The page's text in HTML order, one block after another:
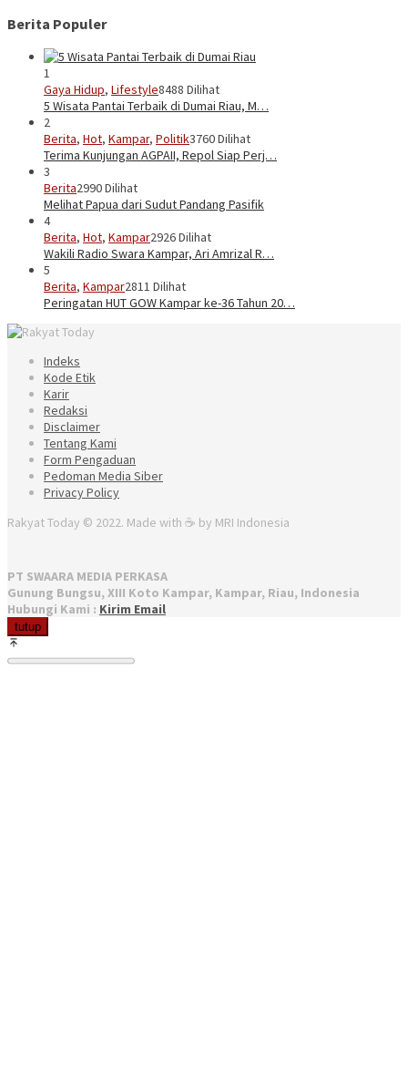
Berita Populer
1
Gaya Hidup, Lifestyle8488 Dilihat
5 Wisata Pantai Terbaik di Dumai Riau, M…
2
Berita, Hot, Kampar, Politik3760 Dilihat
Terima Kunjungan AGPAII, Repol Siap Perj…
3
Berita2990 Dilihat
Melihat Papua dari Sudut Pandang Pasifik
4
Berita, Hot, Kampar2926 Dilihat
Wakili Radio Swara Kampar, Ari Amrizal R…
5
Berita, Kampar2811 Dilihat
Peringatan HUT GOW Kampar ke-36 Tahun 20…
Indeks
Kode Etik
Karir
Redaksi
Disclaimer
Tentang Kami
Form Pengaduan
Pedoman Media Siber
Privacy Policy
Rakyat Today © 2022. Made with ☕ by MRI Indonesia
PT SWAARA MEDIA PERKASA
Gunung Bungsu, XIII Koto Kampar, Kampar, Riau, Indonesia
Hubungi Kami : Kirim Email
tutup